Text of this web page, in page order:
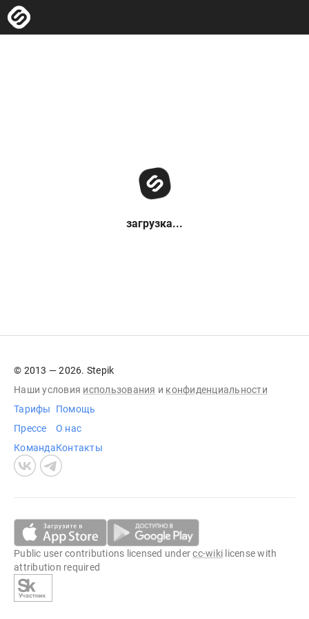
загрузка...
© 2013 — 2026. Stepik
Наши условия использования и конфиденциальности
Тарифы
Прессе
Команда
Помощь
О нас
Контакты
Public user contributions licensed undercc-wiki license with
attribution required